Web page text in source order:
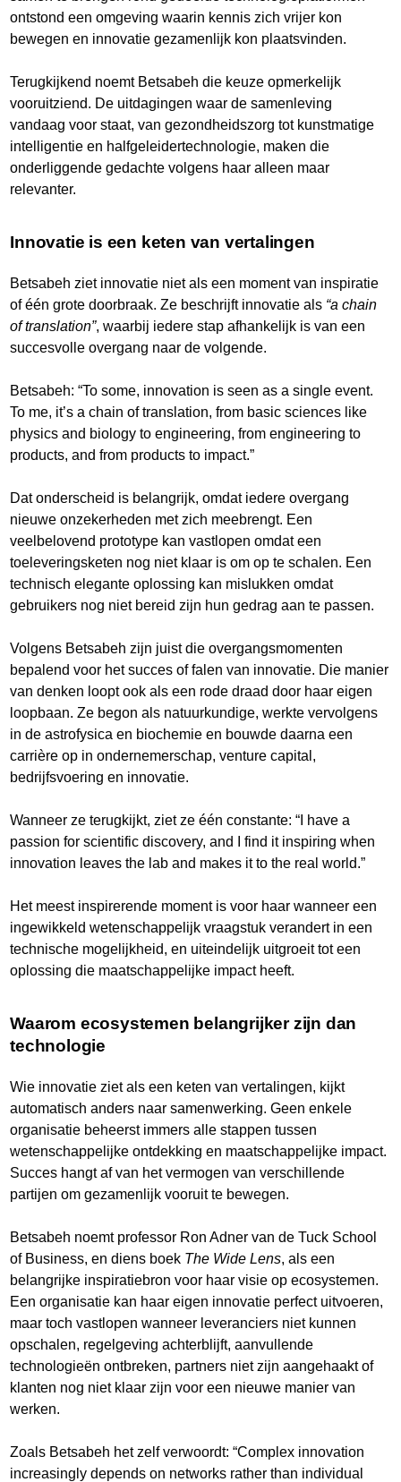
ontstond een omgeving waarin kennis zich vrijer kon
bewegen en innovatie gezamenlijk kon plaatsvinden.
Terugkijkend noemt Betsabeh die keuze opmerkelijk
vooruitziend. De uitdagingen waar de samenleving
vandaag voor staat, van gezondheidszorg tot kunstmatige
intelligentie en halfgeleidertechnologie, maken die
onderliggende gedachte volgens haar alleen maar
relevanter.
Innovatie is een keten van vertalingen
Betsabeh ziet innovatie niet als een moment van inspiratie
of één grote doorbraak. Ze beschrijft innovatie als “a chain
of translation”, waarbij iedere stap afhankelijk is van een
succesvolle overgang naar de volgende.
Betsabeh: “To some, innovation is seen as a single event.
To me, it’s a chain of translation, from basic sciences like
physics and biology to engineering, from engineering to
products, and from products to impact.”
Dat onderscheid is belangrijk, omdat iedere overgang
nieuwe onzekerheden met zich meebrengt. Een
veelbelovend prototype kan vastlopen omdat een
toeleveringsketen nog niet klaar is om op te schalen. Een
technisch elegante oplossing kan mislukken omdat
gebruikers nog niet bereid zijn hun gedrag aan te passen.
Volgens Betsabeh zijn juist die overgangsmomenten
bepalend voor het succes of falen van innovatie. Die manier
van denken loopt ook als een rode draad door haar eigen
loopbaan. Ze begon als natuurkundige, werkte vervolgens
in de astrofysica en biochemie en bouwde daarna een
carrière op in ondernemerschap, venture capital,
bedrijfsvoering en innovatie.
Wanneer ze terugkijkt, ziet ze één constante: “I have a
passion for scientific discovery, and I find it inspiring when
innovation leaves the lab and makes it to the real world.”
Het meest inspirerende moment is voor haar wanneer een
ingewikkeld wetenschappelijk vraagstuk verandert in een
technische mogelijkheid, en uiteindelijk uitgroeit tot een
oplossing die maatschappelijke impact heeft.
Waarom ecosystemen belangrijker zijn dan
technologie
Wie innovatie ziet als een keten van vertalingen, kijkt
automatisch anders naar samenwerking. Geen enkele
organisatie beheerst immers alle stappen tussen
wetenschappelijke ontdekking en maatschappelijke impact.
Succes hangt af van het vermogen van verschillende
partijen om gezamenlijk vooruit te bewegen.
Betsabeh noemt professor Ron Adner van de Tuck School
of Business, en diens boek The Wide Lens, als een
belangrijke inspiratiebron voor haar visie op ecosystemen.
Een organisatie kan haar eigen innovatie perfect uitvoeren,
maar toch vastlopen wanneer leveranciers niet kunnen
opschalen, regelgeving achterblijft, aanvullende
technologieën ontbreken, partners niet zijn aangehaakt of
klanten nog niet klaar zijn voor een nieuwe manier van
werken.
Zoals Betsabeh het zelf verwoordt: “Complex innovation
increasingly depends on networks rather than individual